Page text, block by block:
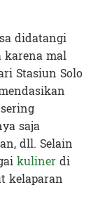
didatangi
karena mal
Stasiun Solo
saja
dll. Selain
kulinerdi
kelaparan